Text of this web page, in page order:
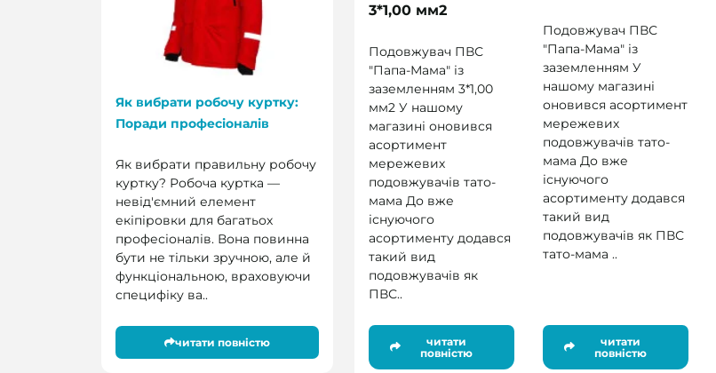
Як вибрати робочу куртку:
Поради професіоналів
Як вибрати правильну робочу
куртку? Робоча куртка —
невід'ємний елемент
екіпіровки для багатьох
професіоналів. Вона повинна
бути не тільки зручною, але й
функціональною, враховуючи
специфіку ва..
читати повністю
3*1,00 мм2
Подовжувач ПВС
"Папа-Мама" із
заземленням 3*1,00
мм2 У нашому
магазині оновився
асортимент
мережевих
подовжувачів тато-
мама До вже
існуючого
асортименту додався
такий вид
подовжувачів як
ПВС..
читати
повністю
Подовжувач ПВС
"Папа-Мама" із
заземленням У
нашому магазині
оновився асортимент
мережевих
подовжувачів тато-
мама До вже
існуючого
асортименту додався
такий вид
подовжувачів як ПВС
тато-мама ..
читати
повністю